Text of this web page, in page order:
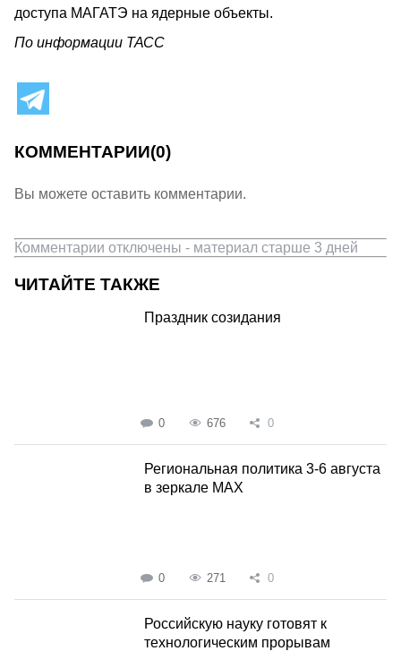
доступа МАГАТЭ на ядерные объекты.
По информации ТАСС
КОММЕНТАРИИ(0)
Вы можете оставить комментарии.
Комментарии отключены - материал старше 3 дней
ЧИТАЙТЕ ТАКЖЕ
Праздник созидания
0 676 0
Региональная политика 3-6 августа
в зеркале MAX
0 271 0
Российскую науку готовят к
технологическим прорывам